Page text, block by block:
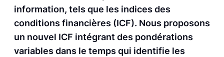
information, tels que les indices des
conditions financières (ICF). Nous proposons
un nouvel ICF intégrant des pondérations
variables dans le temps qui identifie les